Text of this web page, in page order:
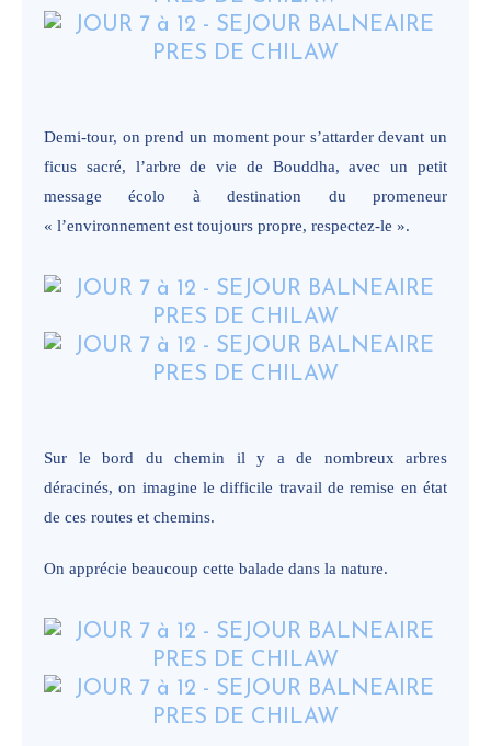
Demi-tour, on prend un moment pour s’attarder devant un
ficus sacré, l’arbre de vie de Bouddha, avec un petit
message écolo à destination du promeneur
« l’environnement est toujours propre, respectez-le ».
Sur le bord du chemin il y a de nombreux arbres
déracinés, on imagine le difficile travail de remise en état
de ces routes et chemins.
On apprécie beaucoup cette balade dans la nature.